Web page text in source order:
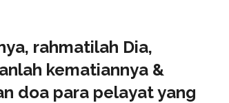
rahmatilah Dia,
kematiannya &
doa para pelayat yang